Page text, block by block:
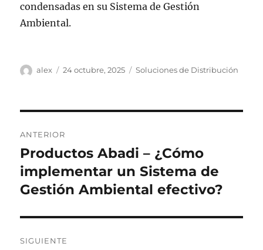
condensadas en su Sistema de Gestión
Ambiental.
Autor
alex
Publicado
24 octubre, 2025 Categorías
Soluciones de Distribución
de
entradas
ANTERIOR
Entrada
anterior:
Productos Abadi – ¿Cómo
implementar un Sistema de
Gestión Ambiental efectivo?
SIGUIENTE